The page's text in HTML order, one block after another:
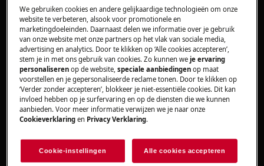
bevindt.
2. Verwijder het rubberen deksel, draai de
veiligheidskap van de ketel los met behulp
van de platte sleutel aan de onderkant.
3. Draai het apparaat ondersteboven over een
gootsteen en leeg de ketel volledig.
4. Meng een ontkalkingsmiddel en water in
300 ml ontkalkermengsel.
We gebruiken cookies en andere gelijkaardige technologieën om onze
website te verbeteren, alsook voor promotionele en
marketingdoeleinden. Daarnaast delen we informatie over je gebruik
van onze website met onze partners op het vlak van sociale media,
advertising en analytics. Door te klikken op ‘Alle cookies accepteren’,
stem je in met ons gebruik van cookies. Zo kunnen weje ervaring
personaliseren op de website,speciale aanbiedingen op maat
voorstellen en je gepersonaliseerde reclame tonen. Door te klikken op
‘Verder zonder accepteren’, blokkeer je niet-essentiële cookies. Dit kan
invloed hebben op je surfervaring en op de diensten die we kunnen
aanbieden. Voor meer informatie verwijzen we je naar onze
Cookieverklaring en Privacy Verklaring.
Cookie-instellingen Alle cookies accepteren